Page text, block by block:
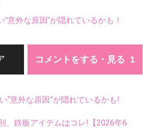
外な原因”が隠れているかも！
コメントをする・見る
“意外な原因”が隠れているかも!
、鉄板アイテムはコレ!【2026年6